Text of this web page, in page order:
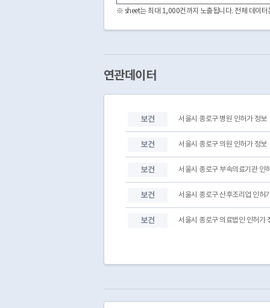
3170000
317000001120220004
3170000
317000001120220001
3170000
317000001120210010
3170000
317000001120200001
3170000
3170000
317000001120180003
3170000
317000001120130010
※ sheet는 최대 1,000건까지 노출됩니다. 전체 데이터
연관데이터
보건 서울시 종로구 병원 인허가 정보
보건 서울시 종로구 의원 인허가 정보
보건 서울시 종로구 부속의료기관 인
보건 서울시 종로구 산후조리업 인허
보건 서울시 종로구 의료법인 인허가